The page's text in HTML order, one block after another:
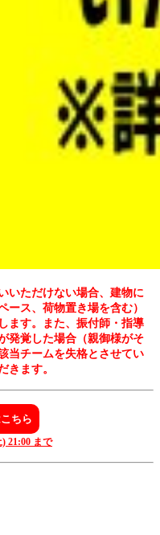
いただけない場合、建物に
ース、荷物置き場を含む）
ます。また、 振付師・指導
発覚した場合（親御様がそ
当チームを失格とさせてい
きます。
ちら
21:00 まで